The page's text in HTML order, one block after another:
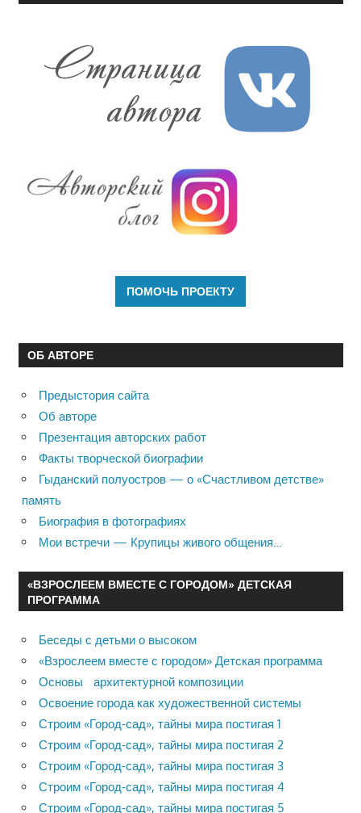
ОБ АВТОРЕ
Предыстория сайта
Об авторе
Презентация авторских работ
Факты творческой биографии
Гыданский полуостров — о «Счастливом детстве»
память
Биография в фотографиях
Мои встречи — Крупицы живого общения…
«ВЗРОСЛЕЕМ ВМЕСТЕ С ГОРОДОМ» ДЕТСКАЯ
ПРОГРАММА
Беседы с детьми о высоком
«Взрослеем вместе с городом» Детская программа
Основы архитектурной композиции
Освоение города как художественной системы
Строим «Город-сад», тайны мира постигая 1
Строим «Город-сад», тайны мира постигая 2
Строим «Город-сад», тайны мира постигая 3
Строим «Город-сад», тайны мира постигая 4
Строим «Город-сад», тайны мира постигая 5